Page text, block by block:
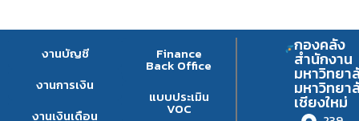
งานบัญชี
งานการเงิน
งานเงินเดือน
Finance
Back Office
แบบประเมิน
VOC
กองคลัง
สำนักงาน
มหาวิทยา
มหาวิทยา
เชียงใหม่